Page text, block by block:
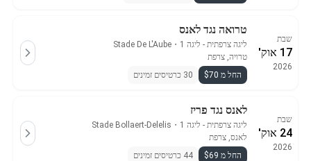
שבת
17 אוק'
2026
טרואה נגד לאנס
ליגה צרפתית - ליגה 1 ・
Stade De L'Aube
טרויה, צרפת
החל מ $70
30 כרטיסים זמינים
שבת
24 אוק'
2026
לאנס נגד פריז
ליגה צרפתית - ליגה 1 ・
Stade Bollaert-Delelis
לאנס, צרפת
החל מ $69
44 כרטיסים זמינים